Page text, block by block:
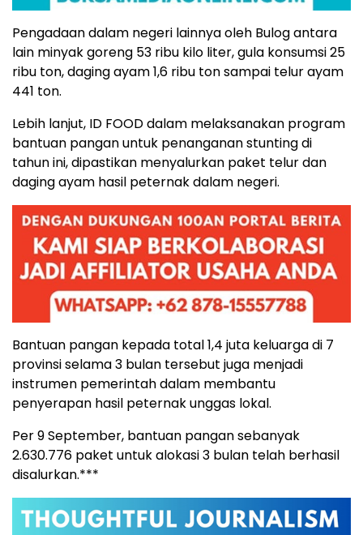
Pengadaan dalam negeri lainnya oleh Bulog antara
lain minyak goreng 53 ribu kilo liter, gula konsumsi 25
ribu ton, daging ayam 1,6 ribu ton sampai telur ayam
441 ton.
Lebih lanjut, ID FOOD dalam melaksanakan program
bantuan pangan untuk penanganan stunting di
tahun ini, dipastikan menyalurkan paket telur dan
daging ayam hasil peternak dalam negeri.
Bantuan pangan kepada total 1,4 juta keluarga di 7
provinsi selama 3 bulan tersebut juga menjadi
instrumen pemerintah dalam membantu
penyerapan hasil peternak unggas lokal.
Per 9 September, bantuan pangan sebanyak
2.630.776 paket untuk alokasi 3 bulan telah berhasil
disalurkan.***